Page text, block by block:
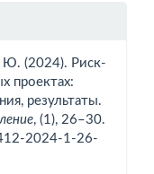
Ю. (2024). Риск-
проектах:
результаты.
, (1), 26–30.
2024-1-26-